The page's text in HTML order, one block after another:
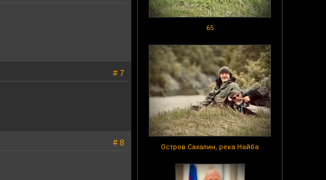
65
Остров Сахалин, река Найба
# 7
# 8